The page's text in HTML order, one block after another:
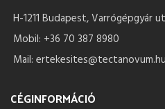
H-1211 Budapest, Varrógépgyár
Mobil: +36 70 387 8980
Mail: ertekesites@tectanovum.hu
CÉGINFORMÁCIÓ